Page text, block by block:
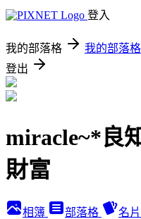
登入
我的部落格 我的部落
登出
miracle~*良
財富
相簿 部落格 名片